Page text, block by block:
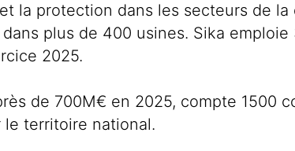
la protection dans les secteurs de
plus de 400 usines. Sika
2025.
de 700M€ en 2025, compte 1500
le territoire national.